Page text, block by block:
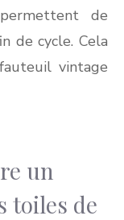
de
de cycle. Cela
vintage
un
toiles de